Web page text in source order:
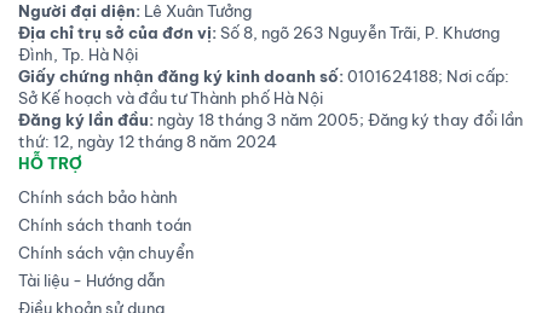
Người đại diện: Lê Xuân Tưởng
Địa chỉ trụ sở của đơn vị:Số 8, ngõ 263 Nguyễn Trãi, P. Khương
Đình, Tp. Hà Nội
Giấy chứng nhận đăng ký kinh doanh số:0101624188; Nơi cấp:
Sở Kế hoạch và đầu tư Thành phố Hà Nội
Đăng ký lần đầu: ngày 18 tháng 3 năm 2005; Đăng ký thay đổi lần
thứ: 12, ngày 12 tháng 8 năm 2024
HỖ TRỢ
Chính sách bảo hành
Chính sách thanh toán
Chính sách vận chuyển
Tài liệu - Hướng dẫn
Điều khoản sử dụng